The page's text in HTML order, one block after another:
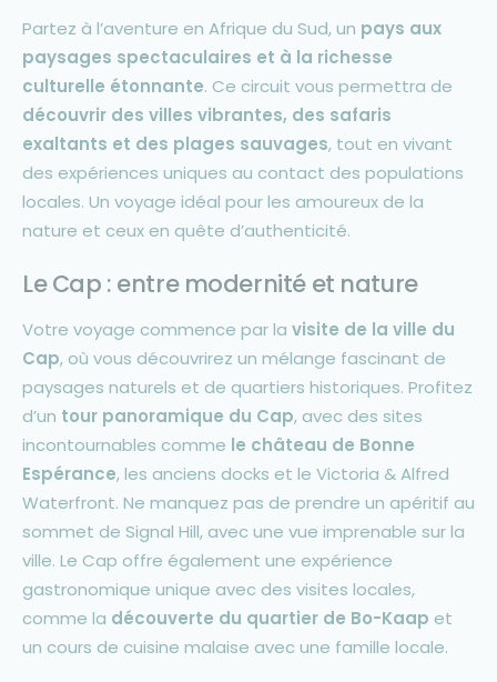
Partez à l’aventure en Afrique du Sud, un pays aux
paysages spectaculaires et à la richesse
culturelle étonnante. Ce circuit vous permettra de
découvrir des villes vibrantes, des safaris
exaltants et des plages sauvages, tout en vivant
des expériences uniques au contact des populations
locales. Un voyage idéal pour les amoureux de la
nature et ceux en quête d’authenticité.
Le Cap : entre modernité et nature
Votre voyage commence par la visite de la ville du
Cap, où vous découvrirez un mélange fascinant de
paysages naturels et de quartiers historiques. Profitez
d’un tour panoramique du Cap, avec des sites
incontournables comme le château de Bonne
Espérance, les anciens docks et le Victoria & Alfred
Waterfront. Ne manquez pas de prendre un apéritif au
sommet de Signal Hill, avec une vue imprenable sur la
ville. Le Cap offre également une expérience
gastronomique unique avec des visites locales,
comme la découverte du quartier de Bo-Kaap et
un cours de cuisine malaise avec une famille locale.